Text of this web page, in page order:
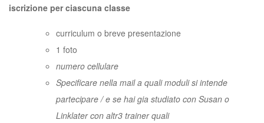
iscrizione per ciascuna classe
curriculum o breve presentazione
1 foto
numero cellulare
Specificare nella mail a quali moduli si intende
partecipare / e se hai gia studiato con Susan o
Linklater con altr3 trainer quali